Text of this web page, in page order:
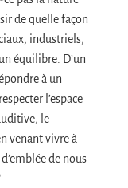
de quelle façon
industriels,
équilibre. D’un
à un
l’espace
le
venant vivre à
de nous